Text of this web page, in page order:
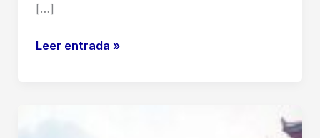
[…]
Los
Leer entrada »